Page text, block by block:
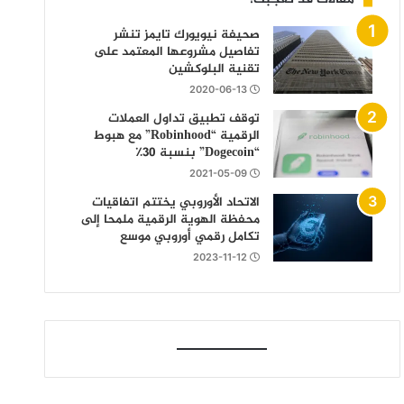
صحيفة نيويورك تايمز تنشر
تفاصيل مشروعها المعتمد على
تقنية البلوكشين
2020-06-13
توقف تطبيق تداول العملات
الرقمية “Robinhood” مع هبوط
“Dogecoin” بنسبة 30٪
2021-05-09
الاتحاد الأوروبي يختتم اتفاقيات
محفظة الهوية الرقمية ملمحا إلى
تكامل رقمي أوروبي موسع
2023-11-12